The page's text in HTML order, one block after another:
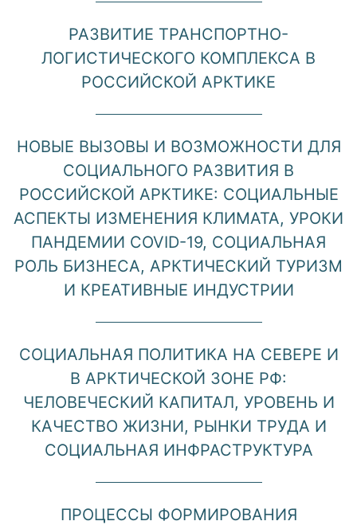
РАЗВИТИЕ ТРАНСПОРТНО-
ЛОГИСТИЧЕСКОГО КОМПЛЕКСА В
РОССИЙСКОЙ АРКТИКЕ
НОВЫЕ ВЫЗОВЫ И ВОЗМОЖНОСТИ ДЛЯ
СОЦИАЛЬНОГО РАЗВИТИЯ В
РОССИЙСКОЙ АРКТИКЕ: СОЦИАЛЬНЫЕ
АСПЕКТЫ ИЗМЕНЕНИЯ КЛИМАТА, УРОКИ
ПАНДЕМИИ COVID-19, СОЦИАЛЬНАЯ
РОЛЬ БИЗНЕСА, АРКТИЧЕСКИЙ ТУРИЗМ
И КРЕАТИВНЫЕ ИНДУСТРИИ
СОЦИАЛЬНАЯ ПОЛИТИКА НА СЕВЕРЕ И
В АРКТИЧЕСКОЙ ЗОНЕ РФ:
ЧЕЛОВЕЧЕСКИЙ КАПИТАЛ, УРОВЕНЬ И
КАЧЕСТВО ЖИЗНИ, РЫНКИ ТРУДА И
СОЦИАЛЬНАЯ ИНФРАСТРУКТУРА
ПРОЦЕССЫ ФОРМИРОВАНИЯ